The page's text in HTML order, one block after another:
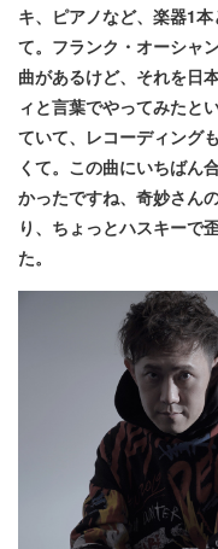
キ、ピアノなど、楽器1
て。フランク・オーシャ
曲があるけど、それを日
ィと言葉でやってみたと
ていて、レコーディング
くて。この曲にいちばん
かったですね、奇妙さん
り、ちょっとハスキーで
た。